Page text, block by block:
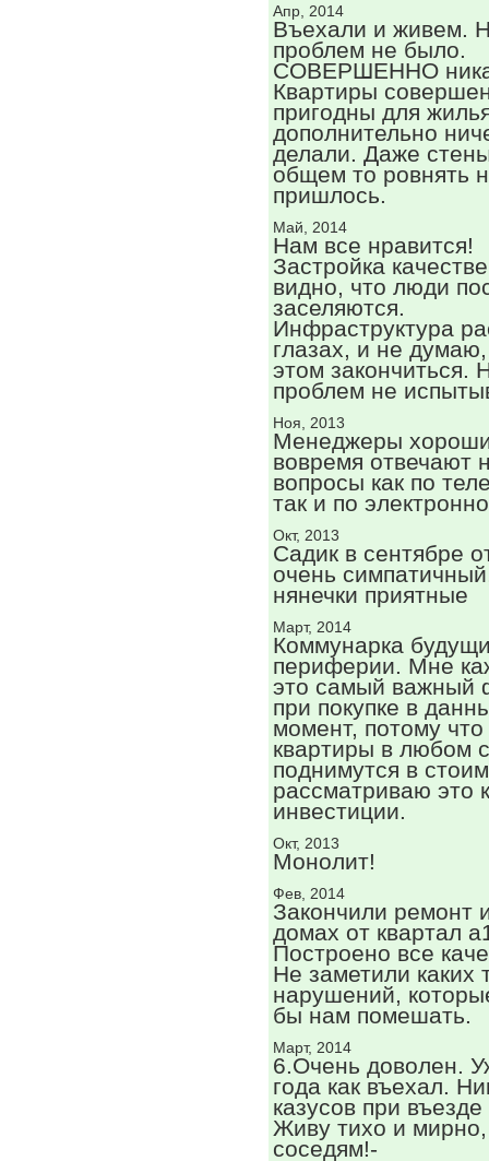
Апр, 2014
Въехали и живем.
проблем не было.
СОВЕРШЕННО
Квартиры
пригодны для
дополнительно
делали. Даже
общем то ровнять
пришлось.
Май, 2014
Нам все нравится!
Застройка
видно, что люди
заселяются.
Инфраструктура
глазах, и не
этом закончиться.
проблем не
Ноя, 2013
Менеджеры
вовремя отвечают
вопросы как по
так и по
Окт, 2013
Садик в сентябре
очень
нянечки приятные
Март, 2014
Коммунарка
периферии. Мне
это самый важный
при покупке в
момент, потому что
квартиры в любом
поднимутся в
рассматриваю это
инвестиции.
Окт, 2013
Монолит!
Фев, 2014
Закончили ремонт
домах от квартал
Построено все
Не заметили каких
нарушений,
бы нам помешать.
Март, 2014
6.Очень доволен.
года как въехал.
казусов при
Живу тихо и
соседям!-